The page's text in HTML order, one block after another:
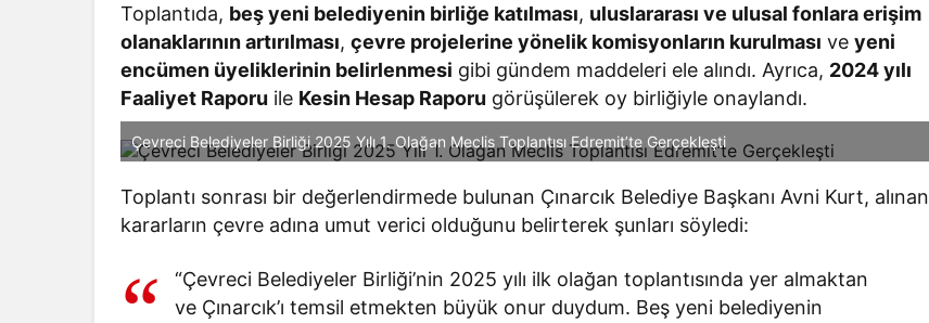
Toplantıda, beş yeni belediyenin birliğe katılması, uluslararası ve ulusal fonlara erişim
olanaklarının artırılması,çevre projelerine yönelik komisyonların kurulması veyeni
encümen üyeliklerinin belirlenmesi gibi gündem maddeleri ele alındı. Ayrıca, 2024 yılı
Faaliyet Raporu ile Kesin Hesap Raporu görüşülerek oy birliğiyle onaylandı.
Çevreci Belediyeler Birliği 2025 Yılı 1. Olağan Meclis Toplantısı Edremit’te Gerçekleşti
Toplantı sonrası bir değerlendirmede bulunan Çınarcık Belediye Başkanı Avni Kurt, alınan
kararların çevre adına umut verici olduğunu belirterek şunları söyledi:
“Çevreci Belediyeler Birliği’nin 2025 yılı ilk olağan toplantısında yer almaktan
ve Çınarcık’ı temsil etmekten büyük onur duydum. Beş yeni belediyenin